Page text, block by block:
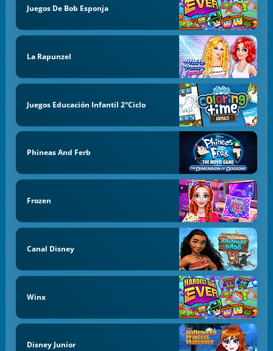
Juegos De Bob Esponja
La Rapunzel
Juegos Educación Infantil 2°Ciclo
Phineas And Ferb
Frozen
Canal Disney
Winx
Disney Junior